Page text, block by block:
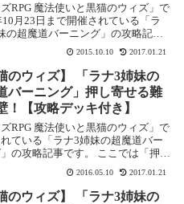
ズRPG 魔法使いと黒猫のウィズ」で
10月23日まで開催されている「ラ
の超魔道バーニング」の攻略記事
ここでは「躊躇わずに連撃！連
を攻略します。「躊躇わずに連撃！
」の攻略基本情報 消費魔力：初回ク
2015.10.10 2017.01.21
のウィズ】 「ラナ3姉妹の
バーニング」押し寄せる難
！【攻略デッキ付き】
ズRPG 魔法使いと黒猫のウィズ」で
ている「ラナ3姉妹の超魔道バー
の攻略記事です。 ここでは「押し
難問の壁！」を攻略します。「押し
難問の壁！」の攻略基本情報 消費魔
回クリアまで：0／2回目以降：25 ...
2016.05.10 2017.01.21
のウィズ】 「ラナ3姉妹の